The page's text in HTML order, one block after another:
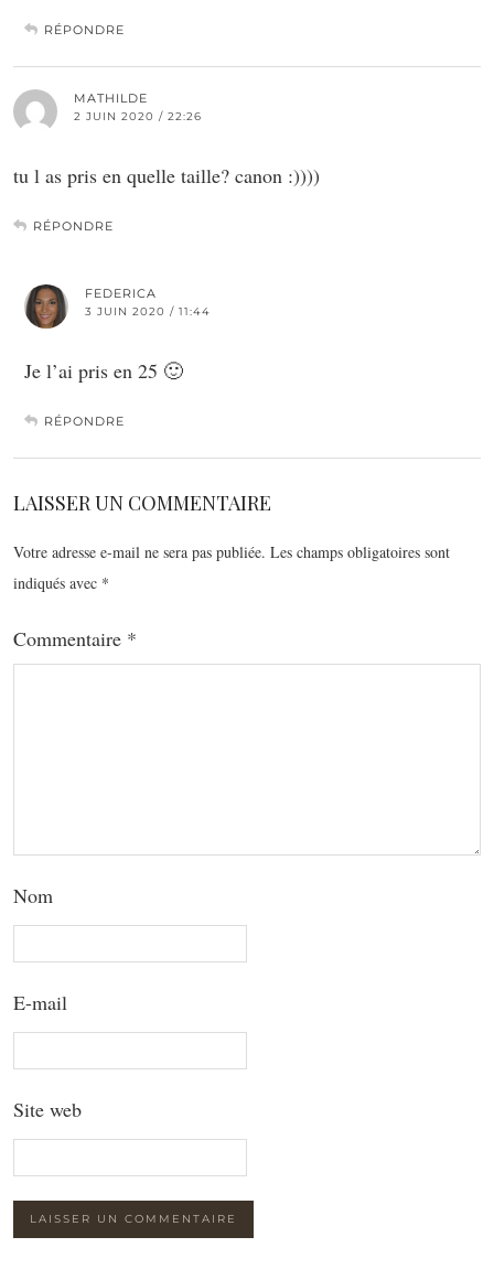
RÉPONDRE
MATHILDE
2 JUIN 2020 / 22:26
tu l as pris en quelle taille? canon :))))
RÉPONDRE
FEDERICA
3 JUIN 2020 / 11:44
Je l’ai pris en 25 🙂
RÉPONDRE
LAISSER UN COMMENTAIRE
Votre adresse e-mail ne sera pas publiée. Les champs obligatoires sont
indiqués avec *
Commentaire *
Nom
E-mail
Site web